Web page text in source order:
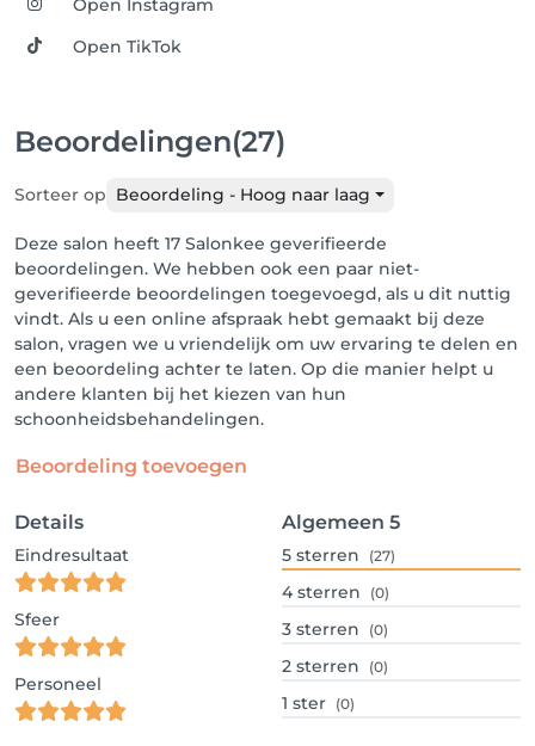
Open Instagram
Open TikTok
Beoordelingen(27)
Sorteer op Beoordeling - Hoog naar laag
Deze salon heeft 17 Salonkee geverifieerde
beoordelingen. We hebben ook een paar niet-
geverifieerde beoordelingen toegevoegd, als u dit nuttig
vindt. Als u een online afspraak hebt gemaakt bij deze
salon, vragen we u vriendelijk om uw ervaring te delen en
een beoordeling achter te laten. Op die manier helpt u
andere klanten bij het kiezen van hun
schoonheidsbehandelingen.
Beoordeling toevoegen
Details
Eindresultaat
Sfeer
Personeel
Algemeen 5
5 sterren (27)
4 sterren (0)
3 sterren (0)
2 sterren (0)
1 ster (0)